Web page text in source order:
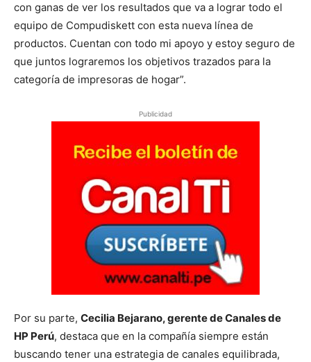
con ganas de ver los resultados que va a lograr todo el
equipo de Compudiskett con esta nueva línea de
productos. Cuentan con todo mi apoyo y estoy seguro de
que juntos lograremos los objetivos trazados para la
categoría de impresoras de hogar”.
Publicidad
Por su parte, Cecilia Bejarano, gerente de Canales de
HP Perú, destaca que en la compañía siempre están
buscando tener una estrategia de canales equilibrada,